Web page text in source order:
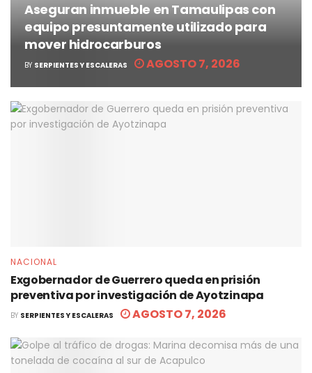
Aseguran inmueble en Tamaulipas con
equipo presuntamente utilizado para
mover hidrocarburos
BY SERPIENTES Y ESCALERAS AGOSTO 7, 2026
NACIONAL
Exgobernador de Guerrero queda en prisión
preventiva por investigación de Ayotzinapa
BY SERPIENTES Y ESCALERAS AGOSTO 7, 2026